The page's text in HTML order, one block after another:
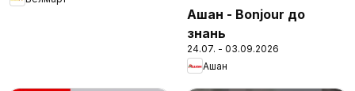
Ашан - Bonjour до
знань
24.07. - 03.09.2026
Ашан